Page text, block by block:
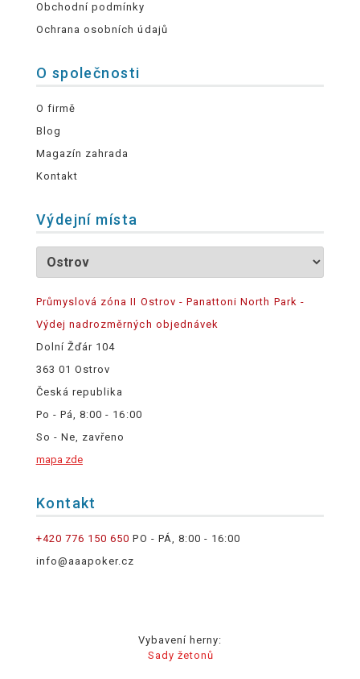
Obchodní podmínky
Ochrana osobních údajů
O společnosti
O firmě
Blog
Magazín zahrada
Kontakt
Výdejní místa
Průmyslová zóna II Ostrov - Panattoni North Park -
Výdej nadrozměrných objednávek
Dolní Žďár 104
363 01 Ostrov
Česká republika
Po - Pá, 8:00 - 16:00
So - Ne, zavřeno
mapa zde
Kontakt
+420 776 150 650 PO - PÁ, 8:00 - 16:00
info@aaapoker.cz
Vybavení herny:
Sady žetonů